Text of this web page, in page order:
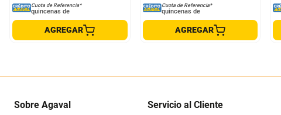
Cuota de Referencia*
quincenas de
AGREGAR
Cuota de Referencia*
quincenas de
AGREGAR
Sobre Agaval Servicio al Cliente